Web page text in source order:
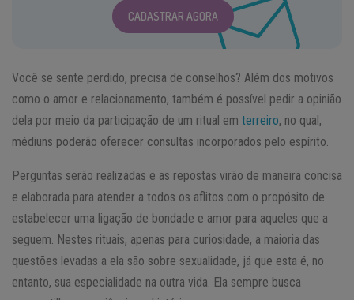
CADASTRAR AGORA
Você se sente perdido, precisa de conselhos? Além dos motivos
como o amor e relacionamento, também é possível pedir a opinião
dela por meio da participação de um ritual em terreiro, no qual,
médiuns poderão oferecer consultas incorporados pelo espírito.
Perguntas serão realizadas e as repostas virão de maneira concisa
e elaborada para atender a todos os aflitos com o propósito de
estabelecer uma ligação de bondade e amor para aqueles que a
seguem. Nestes rituais, apenas para curiosidade, a maioria das
questões levadas a ela são sobre sexualidade, já que esta é, no
entanto, sua especialidade na outra vida. Ela sempre busca